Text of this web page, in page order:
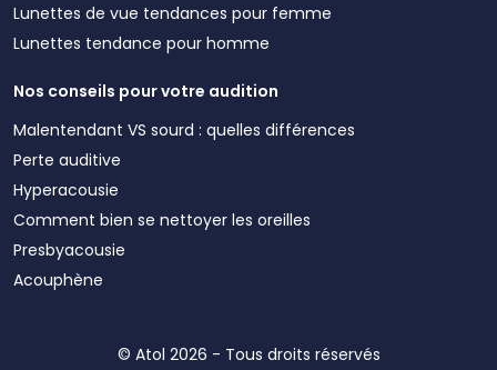
Lunettes de vue tendances pour femme
Lunettes tendance pour homme
Nos conseils pour votre audition
Malentendant VS sourd : quelles différences
Perte auditive
Hyperacousie
Comment bien se nettoyer les oreilles
Presbyacousie
Acouphène
© Atol 2026 - Tous droits réservés